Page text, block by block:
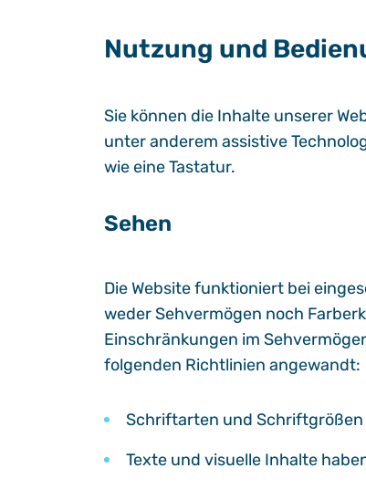
Nutzung und
Sie können die Inhalte unserer
unter anderem assistive
wie eine Tastatur.
Sehen
Die Website funktioniert bei
weder Sehvermögen noch
Einschränkungen im
folgenden Richtlinien angewandt:
Schriftarten und Schriftgrößen
Texte und visuelle Inhalte